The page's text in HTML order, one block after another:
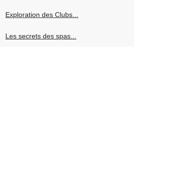
Exploration des Clubs...
Les secrets des spas...